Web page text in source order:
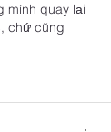
mình quay lại
chứ cũng